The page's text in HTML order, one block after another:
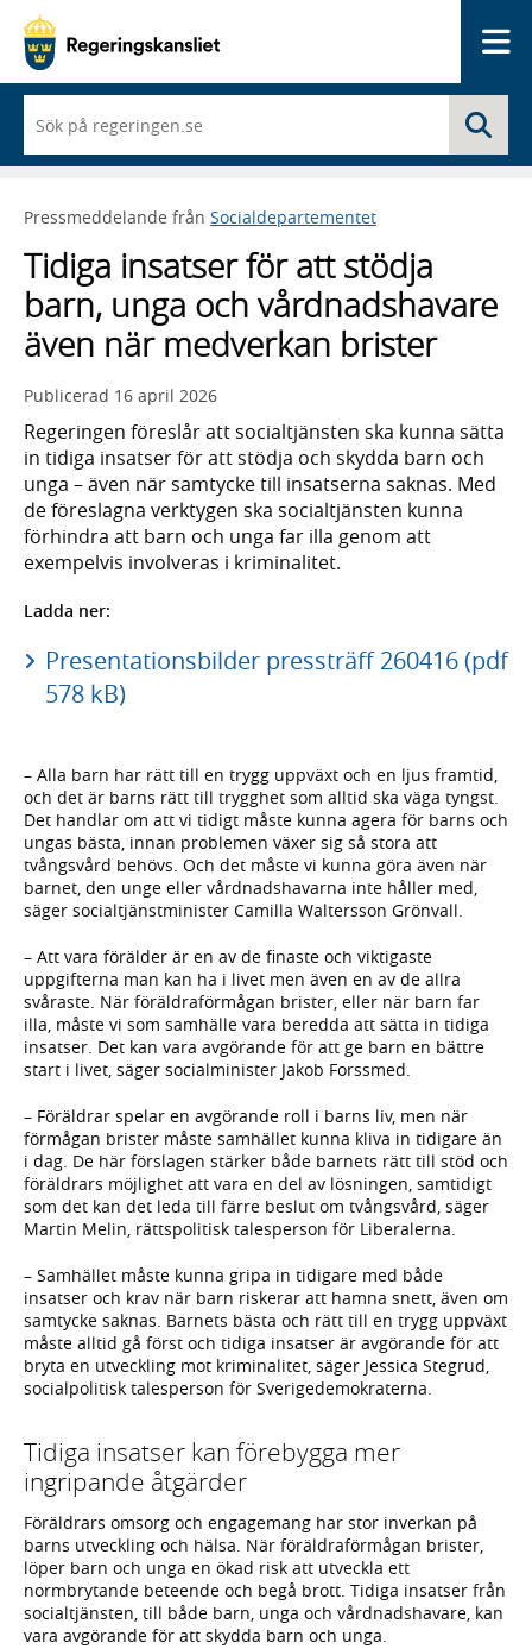
du
börjar
skriva
framträder
lista
med
sökförslag
Pressmeddelande från Socialdepartementet
Tidiga insatser för att stödja
barn, unga och vårdnadshavare
även när medverkan brister
Publicerad 16 april 2026
Regeringen föreslår att socialtjänsten ska kunna sätta
in tidiga insatser för att stödja och skydda barn och
unga – även när samtycke till insatserna saknas. Med
de föreslagna verktygen ska socialtjänsten kunna
förhindra att barn och unga far illa genom att
exempelvis involveras i kriminalitet.
Ladda ner:
Presentationsbilder pressträff 260416 (pdf
578 kB)
– Alla barn har rätt till en trygg uppväxt och en ljus framtid,
och det är barns rätt till trygghet som alltid ska väga tyngst.
Det handlar om att vi tidigt måste kunna agera för barns och
ungas bästa, innan problemen växer sig så stora att
tvångsvård behövs. Och det måste vi kunna göra även när
barnet, den unge eller vårdnadshavarna inte håller med,
säger socialtjänstminister Camilla Waltersson Grönvall.
– Att vara förälder är en av de finaste och viktigaste
uppgifterna man kan ha i livet men även en av de allra
svåraste. När föräldraförmågan brister, eller när barn far
illa, måste vi som samhälle vara beredda att sätta in tidiga
insatser. Det kan vara avgörande för att ge barn en bättre
start i livet, säger socialminister Jakob Forssmed.
– Föräldrar spelar en avgörande roll i barns liv, men när
förmågan brister måste samhället kunna kliva in tidigare än
i dag. De här förslagen stärker både barnets rätt till stöd och
föräldrars möjlighet att vara en del av lösningen, samtidigt
som det kan det leda till färre beslut om tvångsvård, säger
Martin Melin, rättspolitisk talesperson för Liberalerna.
– Samhället måste kunna gripa in tidigare med både
insatser och krav när barn riskerar att hamna snett, även om
samtycke saknas. Barnets bästa och rätt till en trygg uppväxt
måste alltid gå först och tidiga insatser är avgörande för att
bryta en utveckling mot kriminalitet, säger Jessica Stegrud,
socialpolitisk talesperson för Sverigedemokraterna.
Tidiga insatser kan förebygga mer
ingripande åtgärder
Föräldrars omsorg och engagemang har stor inverkan på
barns utveckling och hälsa. När föräldraförmågan brister,
löper barn och unga en ökad risk att utveckla ett
normbrytande beteende och begå brott. Tidiga insatser från
socialtjänsten, till både barn, unga och vårdnadshavare, kan
vara avgörande för att skydda barn och unga.